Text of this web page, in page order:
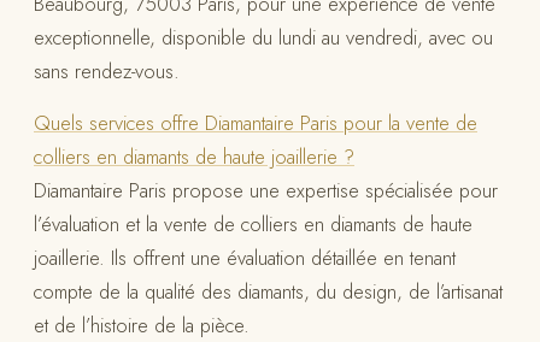
exceptionnelle, disponible du lundi au vendredi, avec ou
sans rendez-vous.
Quels services offre Diamantaire Paris pour la vente de
colliers en diamants de haute joaillerie ?
Diamantaire Paris propose une expertise spécialisée pour
l’évaluation et la vente de colliers en diamants de haute
joaillerie. Ils offrent une évaluation détaillée en tenant
compte de la qualité des diamants, du design, de l’artisanat
et de l’histoire de la pièce.